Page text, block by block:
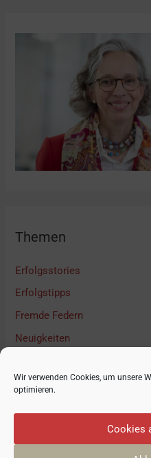
Wir verwenden Cookies, um unsere
optimieren.
Cookies
Themen
Erfolgsstories
Erfolgstipps
Fremde Federn
Neuigkeiten
Unkategorisiert